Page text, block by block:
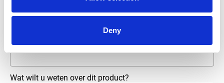
Deny
E-mailadres *
Wat wilt u weten over dit product?